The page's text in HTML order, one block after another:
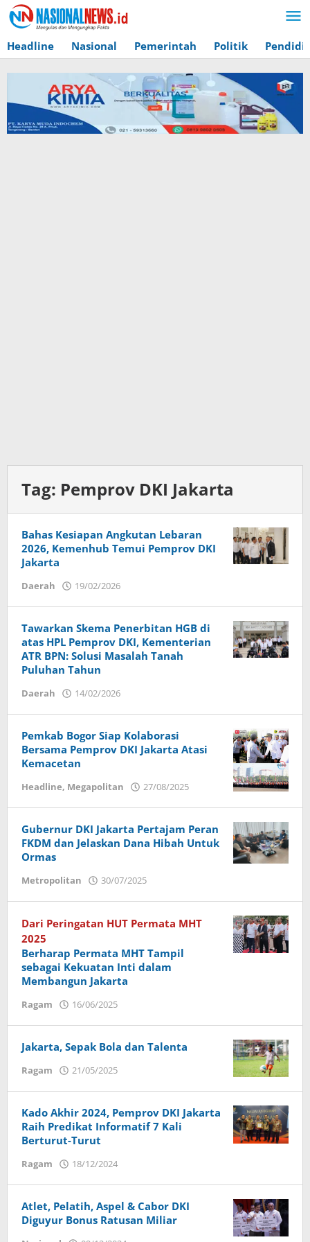
Lewati
ke
konten
Headline Nasional Pemerintah Politik
Tag: Pemprov DKI Jakarta
Bahas Kesiapan Angkutan Lebaran
2026, Kemenhub Temui Pemprov DKI
Jakarta
Daerah 19/02/2026
Tawarkan Skema Penerbitan HGB di
atas HPL Pemprov DKI, Kementerian
ATR BPN: Solusi Masalah Tanah
Puluhan Tahun
Daerah 14/02/2026
Pemkab Bogor Siap Kolaborasi
Bersama Pemprov DKI Jakarta Atasi
Kemacetan
Headline, Megapolitan 27/08/2025
Gubernur DKI Jakarta Pertajam Peran
FKDM dan Jelaskan Dana Hibah Untuk
Ormas
Metropolitan 30/07/2025
Dari Peringatan HUT Permata MHT
2025
Berharap Permata MHT Tampil
sebagai Kekuatan Inti dalam
Membangun Jakarta
Ragam 16/06/2025
Jakarta, Sepak Bola dan Talenta
Ragam 21/05/2025
Kado Akhir 2024, Pemprov DKI Jakarta
Raih Predikat Informatif 7 Kali
Berturut-Turut
Ragam 18/12/2024
Atlet, Pelatih, Aspel & Cabor DKI
Diguyur Bonus Ratusan Miliar